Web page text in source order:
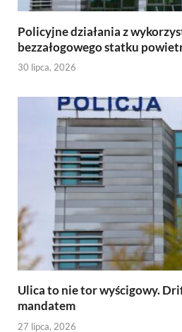
Policyjne działania z
bezzałogowego statku
30 lipca, 2026
Ulica to nie tor wyścigowy.
mandatem
27 lipca, 2026